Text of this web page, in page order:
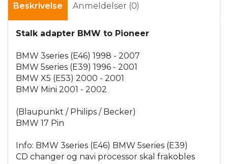
Beskrivelse Anmeldelser (0)
Stalk adapter BMW to Pioneer
BMW 3series (E46) 1998 - 2007
BMW 5series (E39) 1996 - 2001
BMW X5 (E53) 2000 - 2001
BMW Mini 2001 - 2002
(Blaupunkt / Philips / Becker)
BMW 17 Pin
Info: BMW 3series (E46) BMW 5series (E39)
CD changer og navi processor skal frakobles